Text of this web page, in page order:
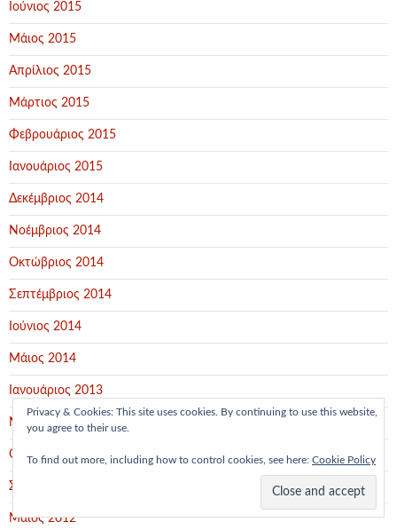
Ιούνιος 2015
Μάιος 2015
Απρίλιος 2015
Μάρτιος 2015
Φεβρουάριος 2015
Ιανουάριος 2015
Δεκέμβριος 2014
Νοέμβριος 2014
Οκτώβριος 2014
Σεπτέμβριος 2014
Ιούνιος 2014
Μάιος 2014
Ιανουάριος 2013
Νοέμβριος 2012
Οκτώβριος 2012
Σεπτέμβριος 2012
Μάιος 2012
Privacy & Cookies: This site uses cookies. By continuing to use this website,
you agree to their use.
To find out more, including how to control cookies, see here: Cookie Policy